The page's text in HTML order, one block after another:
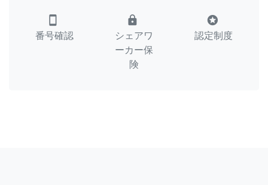
smartphone
番号確認
lock
シェアワ
ーカー保
険
stars
認定制度